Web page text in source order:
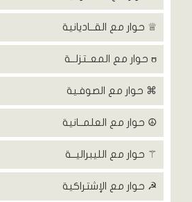
♕ حوار مع القــاديانية
ʊ حوار مع المعــتزلــة
⌘ حوار مع الصوفـية
☮ حوار مع العلمــانية
⚚ حوار مع الليبراليــة
☭ حوار مع الإشتراكية